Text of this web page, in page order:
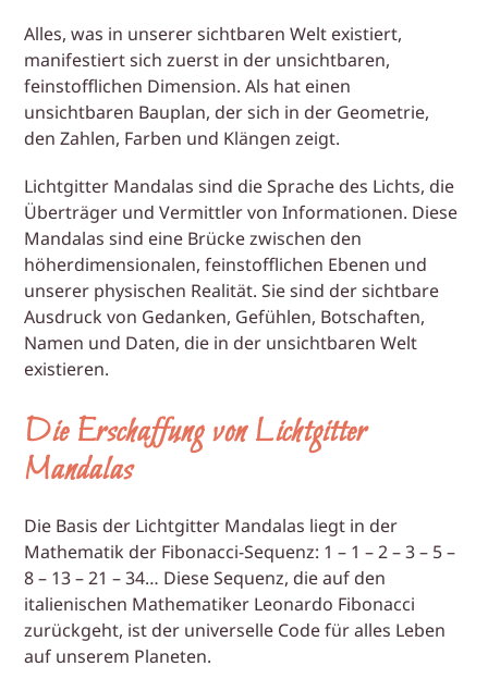
Alles, was in unserer sichtbaren Welt existiert,
manifestiert sich zuerst in der unsichtbaren,
feinstofflichen Dimension. Als hat einen
unsichtbaren Bauplan, der sich in der Geometrie,
den Zahlen, Farben und Klängen zeigt.
Lichtgitter Mandalas sind die Sprache des Lichts, die
Überträger und Vermittler von Informationen. Diese
Mandalas sind eine Brücke zwischen den
höherdimensionalen, feinstofflichen Ebenen und
unserer physischen Realität. Sie sind der sichtbare
Ausdruck von Gedanken, Gefühlen, Botschaften,
Namen und Daten, die in der unsichtbaren Welt
existieren.
Die Erschaffung von Lichtgitter
Mandalas
Die Basis der Lichtgitter Mandalas liegt in der
Mathematik der Fibonacci-Sequenz: 1 – 1 – 2 – 3 – 5 –
8 – 13 – 21 – 34… Diese Sequenz, die auf den
italienischen Mathematiker Leonardo Fibonacci
zurückgeht, ist der universelle Code für alles Leben
auf unserem Planeten.